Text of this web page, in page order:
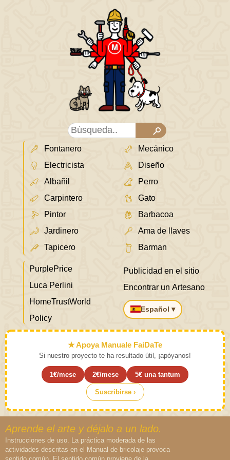
Fontanero
Electricista
Albañil
Carpintero
Pintor
Jardinero
Tapicero
Mecánico
Diseño
Perro
Gato
Barbacoa
Ama de llaves
Barman
PurplePrice
Luca Perlini
HomeTrustWorld
Policy
Publicidad en el sitio
Encontrar un Artesano
Español ▾
★ Apoya Manuale FaiDaTe
Si nuestro proyecto te ha resultado útil, ¡apóyanos!
1€/mese 2€/mese 5€ una tantum
Suscribirse ›
Aprende el arte y déjalo a un lado.
Instrucciones de uso. La práctica moderada de las
actividades descritas en el Manual de bricolaje provoca